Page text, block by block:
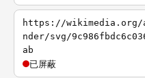
https://wikimedia.org/
nder/svg/
ab
已屏蔽